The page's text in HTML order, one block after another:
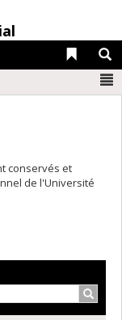
Liens
conservés et
de l'Université